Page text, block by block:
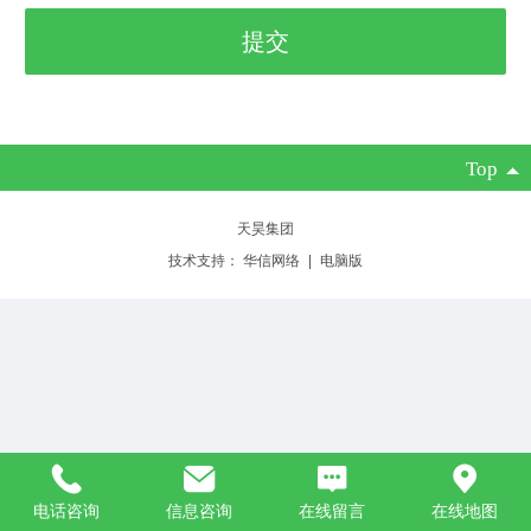
Top
天昊集团
技术支持： 华信网络 | 电脑版
电话咨询 信息咨询 在线留言 在线地图